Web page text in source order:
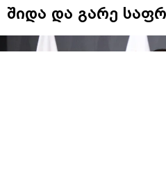
შიდა და გარე